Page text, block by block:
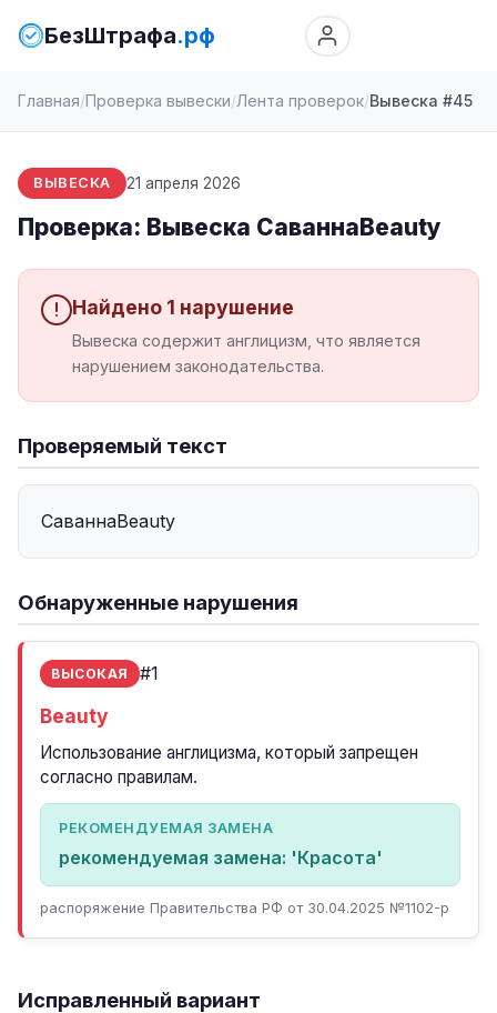
БезШтрафа.рф
Главная Проверка вывески Лента проверок Вывеска #45
ВЫВЕСКА 21 апреля 2026
Проверка: Вывеска СаваннаBeauty
Найдено 1 нарушение
Вывеска содержит англицизм, что является
нарушением законодательства.
Проверяемый текст
СаваннаBeauty
Обнаруженные нарушения
ВЫСОКАЯ #1
Beauty
Использование англицизма, который запрещен
согласно правилам.
РЕКОМЕНДУЕМАЯ ЗАМЕНА
рекомендуемая замена: 'Красота'
распоряжение Правительства РФ от 30.04.2025 №1102-р
Исправленный вариант